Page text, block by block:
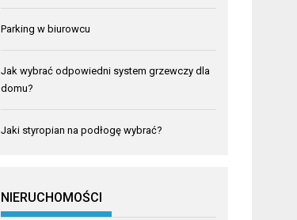
Parking w biurowcu
Jak wybrać odpowiedni system grzewczy dla
domu?
Jaki styropian na podłogę wybrać?
NIERUCHOMOŚCI